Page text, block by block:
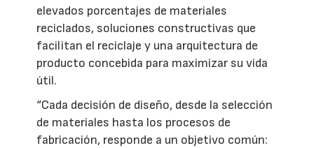
elevados porcentajes de materiales
reciclados, soluciones constructivas que
facilitan el reciclaje y una arquitectura de
producto concebida para maximizar su vida
útil.
“Cada decisión de diseño, desde la selección
de materiales hasta los procesos de
fabricación, responde a un objetivo común: